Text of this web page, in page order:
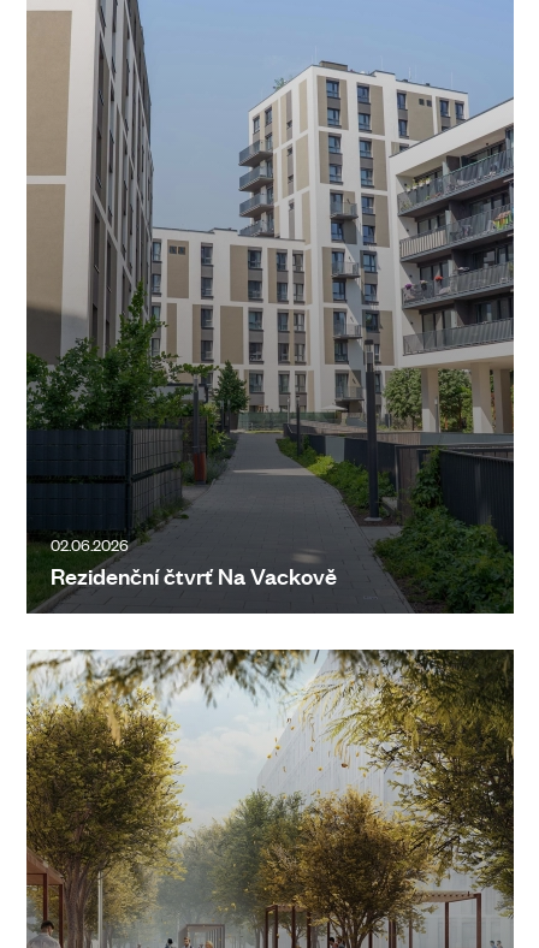
02.06.2026
Rezidenční čtvrť Na Vackově